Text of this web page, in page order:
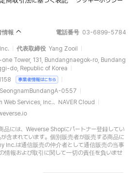
報 電話番号 03-6899-5784
代表取締役 Yang Zooil
Tower, 131, Bundangnaegok-ro, Bundang
do, Republic of Korea
事業者情報はこちら
0557
Web Services, Inc.、NAVER Cloud
品には、Weverse Shopにパートナー登録してい
含まれています。個別販売者が販売する商品に
Inc.は通信販売の仲介者として通信販売の当事
情報および取引に関して一切の責任を負いませ